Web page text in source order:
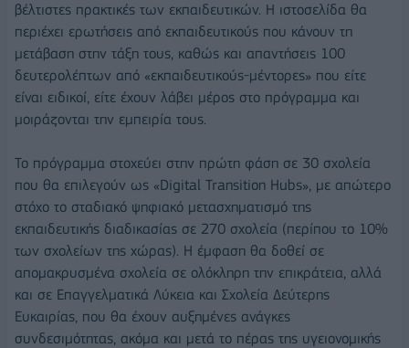
βέλτιστες πρακτικές των εκπαιδευτικών. Η ιστοσελίδα θα
περιέχει ερωτήσεις από εκπαιδευτικούς που κάνουν τη
μετάβαση στην τάξη τους, καθώς και απαντήσεις 100
δευτερολέπτων από «εκπαιδευτικούς-μέντορες» που είτε
είναι ειδικοί, είτε έχουν λάβει μέρος στο πρόγραμμα και
μοιράζονται την εμπειρία τους.
Το πρόγραμμα στοχεύει στην πρώτη φάση σε 30 σχολεία
που θα επιλεγούν ως «Digital Transition Hubs», με απώτερο
στόχο το σταδιακό ψηφιακό μετασχηματισμό της
εκπαιδευτικής διαδικασίας σε 270 σχολεία (περίπου το 10%
των σχολείων της χώρας). Η έμφαση θα δοθεί σε
απομακρυσμένα σχολεία σε ολόκληρη την επικράτεια, αλλά
και σε Επαγγελματικά Λύκεια και Σχολεία Δεύτερης
Ευκαιρίας, που θα έχουν αυξημένες ανάγκες
συνδεσιμότητας, ακόμα και μετά το πέρας της υγειονομικής